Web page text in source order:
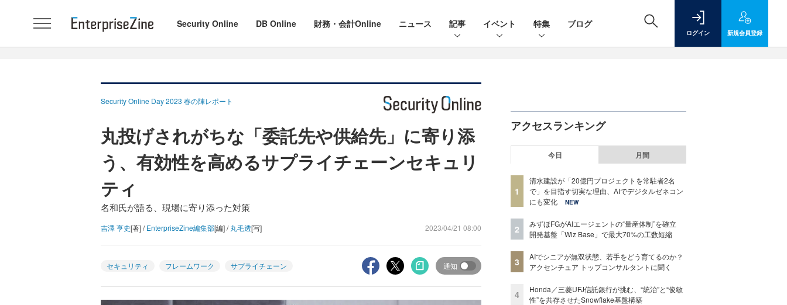
Security Online DB Online 財務・会計Online ニュース 記事 イベント 特集 ブログ
ログイン 新規会員登録
Security Online Day 2023 春の陣レポート
丸投げされがちな「委託先や供給先」に寄り添
う、有効性を高めるサプライチェーンセキュリ
ティ
名和氏が語る、現場に寄り添った対策
吉澤 亨史[著] /EnterpriseZine編集部[編] /丸毛透[写] 2023/04/21 08:00
セキュリティ フレームワーク サプライチェーン 通知
アクセスランキング
今日 月間
1
清水建設が「20億円プロジェクトを常駐者2名
で」を目指す切実な理由、AIでデジタルゼネコン
にも変化
NEW
2
みずほFGがAIエージェントの“量産体制”を確立
開発基盤「Wiz Base」で最大70%の工数短縮
3
AIでシニアが無双状態、若手をどう育てるのか？
アクセンチュア トップコンサルタントに聞く
4
Honda／三菱UFJ信託銀行が挑む、“統治”と“俊敏
性”を共存させたSnowflake基盤構築